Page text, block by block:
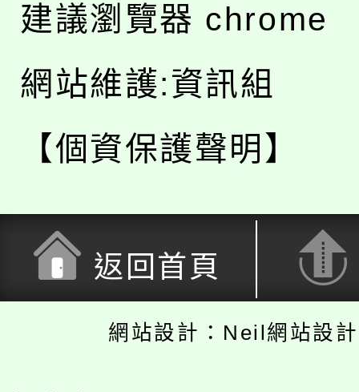
建議瀏覽器 chrome
網站維護:資訊組
【個資保護聲明】
返回首頁
網站設計：Neil網站設